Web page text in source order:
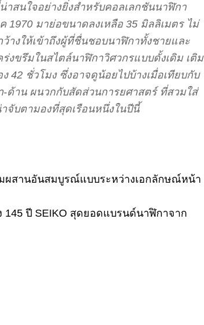
าสนใจอย่างยิ่งสำหรับคอลเลกชันนาฬิกา
1970 มาย่อขนาดลงเหลือ 35 มิลลิเมตร ไม่
างให้เข้าถึงผู้ที่ชื่นชอบนาฬิกาทั้งชายและ
งขรึมในสไตล์นาฬิกาวิศวกรแบบดั้งเดิม เติม
42 ชั่วโมง ซึ่งอาจดูน้อยไปบ้างเมื่อเทียบกับ
ด้าน ผนวกกับสัดส่วนการยศาสตร์ ที่สวมใส่
จับตามองที่สุดเรือนหนึ่งในปีนี้
มผสานอันสมบูรณ์แบบระหว่างเอกลักษณ์หน้า
145 ปี SEIKO สุดยอดแบรนด์นาฬิกาจาก